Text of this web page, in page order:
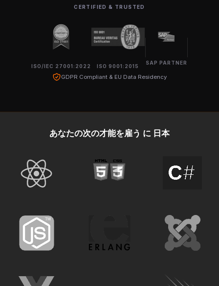
CERTIFIED & TRUSTED
ISO/IEC 27001:2022 ISO 9001:2015
SAP PARTNER
GDPR Compliant & EU Data Residency
あなたの次の才能を雇う に 日本